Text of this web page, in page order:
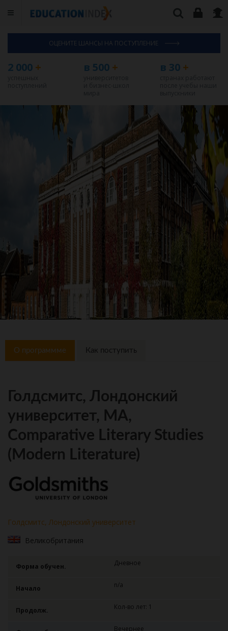
ОЦЕНИТЕ ШАНСЫ НА ПОСТУПЛЕНИЕ
2 000 + в 500 + в 30+
О программме Как поступить
Голдсмитс, Лондонский
университет, MA,
Comparative Literary Studies
(Modern Literature)
Голдсмитс, Лондонский университет
Великобритания
Форма обучен. Дневное
Начало n/a
Продолж. Кол-во лет: 1
Вечернее